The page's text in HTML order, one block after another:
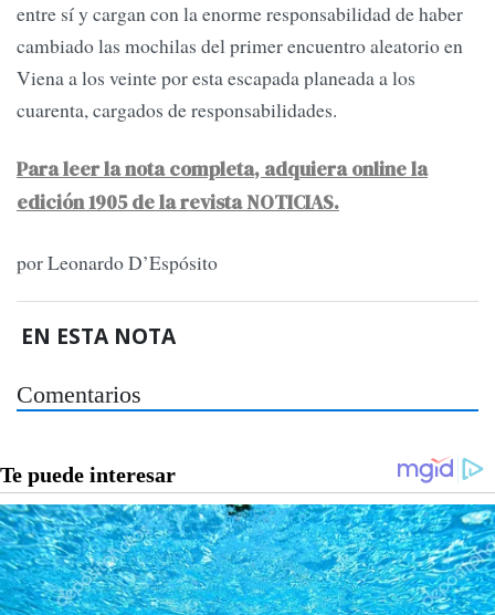
entre sí y cargan con la enorme responsabilidad de haber
cambiado las mochilas del primer encuentro aleatorio en
Viena a los veinte por esta escapada planeada a los
cuarenta, cargados de responsabilidades.
Para leer la nota completa, adquiera online la
edición 1905 de la revista NOTICIAS.
por Leonardo D’Espósito
EN ESTA NOTA
Comentarios